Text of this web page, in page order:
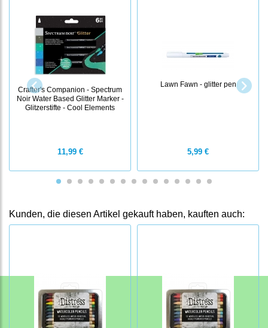
Crafter's Companion - Spectrum
Noir Water Based Glitter Marker -
Glitzerstifte - Cool Elements
11,99 €
Lawn Fawn - glitter pen
5,99 €
Kunden, die diesen Artikel gekauft haben, kauften auch: